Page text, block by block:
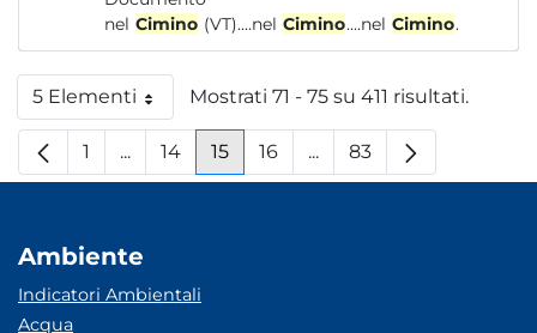
nel Cimino (VT)....nel Cimino....nel Cimino.
5 ElementiPer paginaMostrati 71 - 75 su 411 risultati.
Pagina
1 ...Pagine intermedie
Pagina
14 Pagina
15 Pagina
16 ...Pagine intermedie
Pagina
83
Ambiente
Indicatori Ambientali
Acqua